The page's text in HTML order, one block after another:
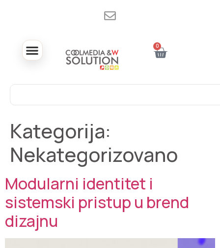
0
Kategorija:
Nekategorizovano
Modularni identitet i
sistemski pristup u brend
dizajnu